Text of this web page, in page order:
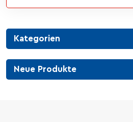
Kategorien
Neue Produkte